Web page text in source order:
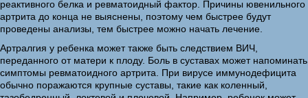
реактивного белка и ревматоидный фактор. Причины ювенильного
артрита до конца не выяснены, поэтому чем быстрее будут
проведены анализы, тем быстрее можно начать лечение.
Артралгия у ребенка может также быть следствием ВИЧ,
переданного от матери к плоду. Боль в суставах может напоминать
симптомы ревматоидного артрита. При вирусе иммунодефицита
обычно поражаются крупные суставы, такие как коленный,